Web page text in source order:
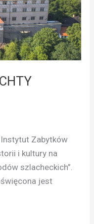
Zabytków
i kultury na
szlacheckich”.
jest